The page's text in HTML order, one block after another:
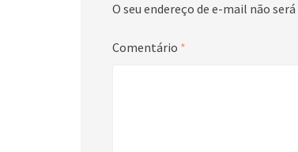
O seu endereço de e-mail não
Comentário *